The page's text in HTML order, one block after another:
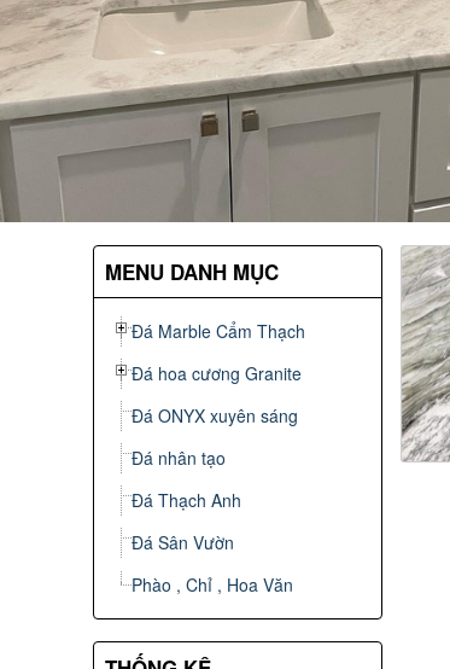
MENU DANH MỤC
Đá Marble Cẩm Thạch
Đá hoa cương Granite
Đá ONYX xuyên sáng
Đá nhân tạo
Đá Thạch Anh
Đá Sân Vườn
Phào , Chỉ , Hoa Văn